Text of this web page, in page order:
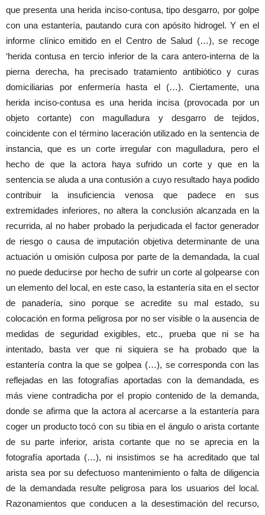
que presenta una herida inciso-contusa, tipo desgarro, por golpe
con una estantería, pautando cura con apósito hidrogel. Y en el
informe clínico emitido en el Centro de Salud (…), se recoge
‘herida contusa en tercio inferior de la cara antero-interna de la
pierna derecha, ha precisado tratamiento antibiótico y curas
domiciliarias por enfermería hasta el (…). Ciertamente, una
herida inciso-contusa es una herida incisa (provocada por un
objeto cortante) con magulladura y desgarro de tejidos,
coincidente con el término laceración utilizado en la sentencia de
instancia, que es un corte irregular con magulladura, pero el
hecho de que la actora haya sufrido un corte y que en la
sentencia se aluda a una contusión a cuyo resultado haya podido
contribuir la insuficiencia venosa que padece en sus
extremidades inferiores, no altera la conclusión alcanzada en la
recurrida, al no haber probado la perjudicada el factor generador
de riesgo o causa de imputación objetiva determinante de una
actuación u omisión culposa por parte de la demandada, la cual
no puede deducirse por hecho de sufrir un corte al golpearse con
un elemento del local, en este caso, la estantería sita en el sector
de panadería, sino porque se acredite su mal estado, su
colocación en forma peligrosa por no ser visible o la ausencia de
medidas de seguridad exigibles, etc., prueba que ni se ha
intentado, basta ver que ni siquiera se ha probado que la
estantería contra la que se golpea (…), se corresponda con las
reflejadas en las fotografías aportadas con la demandada, es
más viene contradicha por el propio contenido de la demanda,
donde se afirma que la actora al acercarse a la estantería para
coger un producto tocó con su tibia en el ángulo o arista cortante
de su parte inferior, arista cortante que no se aprecia en la
fotografía aportada (…), ni insistimos se ha acreditado que tal
arista sea por su defectuoso mantenimiento o falta de diligencia
de la demandada resulte peligrosa para los usuarios del local.
Razonamientos que conducen a la desestimación del recurso,